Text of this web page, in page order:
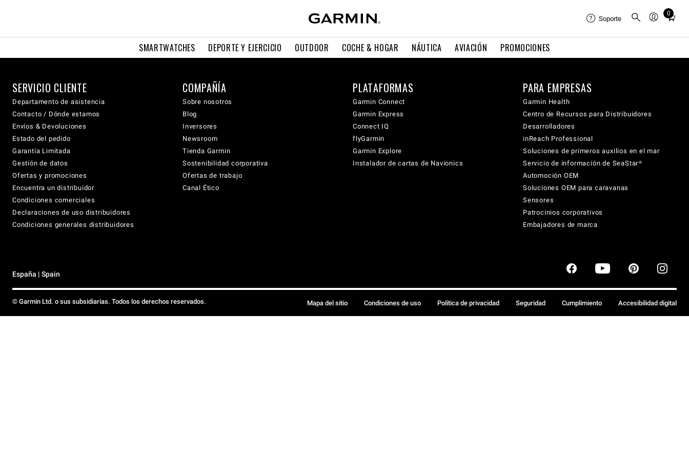
SMARTWATCHES DEPORTE Y EJERCICIO OUTDOOR COCHE & HOGAR NÁUTICA AVIACIÓN PROMOCIONES
Soporte
0
Total
cart:
SERVICIO CLIENTE
Departamento de asistencia
Contacto / Dónde estamos
Envíos & Devoluciones
Estado del pedido
Garantía Limitada
Gestión de datos
Ofertas y promociones
Encuentra un distribuidor
Condiciones comerciales
Declaraciones de uso distribuidores
Condiciones generales distribuidores
COMPAÑÍA
Sobre nosotros
Blog
Inversores
Newsroom
Tienda Garmin
Sostenibilidad corporativa
Ofertas de trabajo
Canal Ético
PLATAFORMAS
Garmin Connect
Garmin Express
Connect IQ
flyGarmin
Garmin Explore
Instalador de cartas de Navionics
PARA EMPRESAS
Garmin Health
Centro de Recursos para Distribuidores
Desarrolladores
inReach Professional
Soluciones de primeros auxilios en el mar
Servicio de información de SeaStar®
Automoción OEM
Soluciones OEM para caravanas
Sensores
Patrocinios corporativos
Embajadores de marca
España | Spain
© Garmin Ltd. o sus subsidiarias. Todos los derechos reservados. Mapa del sitio Condiciones de uso Política de privacidad Seguridad Cumplimiento Accesibilidad digital